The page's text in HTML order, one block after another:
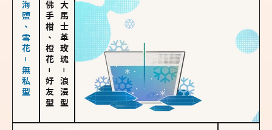
海鹽、雪花－無私型 佛手柑、橙花
－
好友型
大馬士革玫瑰
－
浪漫型